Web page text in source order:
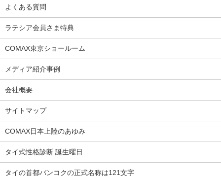
よくある質問
ラテシア会員さま特典
COMAX東京ショールーム
メディア紹介事例
会社概要
サイトマップ
COMAX日本上陸のあゆみ
タイ式性格診断 誕生曜日
タイの首都バンコクの正式名称は121文字